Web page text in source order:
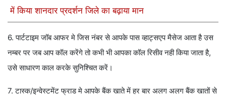
में किया शानदार प्रदर्शन जिले का बढ़ाया मान
6. पार्टटाइम जॉब आफर मे जिस नंबर से आपके पास व्हाट्सएप मैसेज आता है उस
नम्बर पर जब आप कॉल करेंगे तो कभी भी आपका कॉल रिसीव नही किया जाता है,
उसे साधारण काल करके सुनिश्चित करें।
7. टास्क/इन्वेस्टमेंट फ्राड मे आपके बैंक खाते में हर बार अलग अलग बैंक खातों से